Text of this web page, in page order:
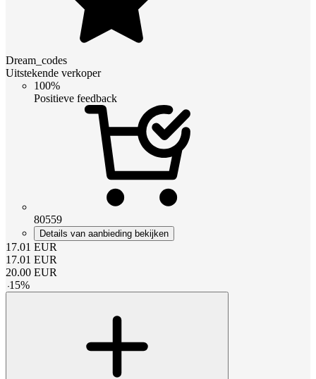
Dream_codes
Uitstekende verkoper
100%
Positieve feedback
80559
Details van aanbieding bekijken
17.01 EUR
17.01 EUR
20.00 EUR
-15%